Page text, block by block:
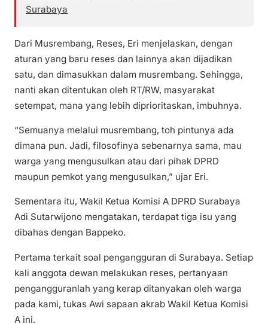
Surabaya
Dari Musrembang, Reses, Eri menjelaskan, dengan
aturan yang baru reses dan lainnya akan dijadikan
satu, dan dimasukkan dalam musrembang. Sehingga,
nanti akan ditentukan oleh RT/RW, masyarakat
setempat, mana yang lebih diprioritaskan, imbuhnya.
“Semuanya melalui musrembang, toh pintunya ada
dimana pun. Jadi, filosofinya sebenarnya sama, mau
warga yang mengusulkan atau dari pihak DPRD
maupun pemkot yang mengusulkan,” ujar Eri.
Sementara itu, Wakil Ketua Komisi A DPRD Surabaya
Adi Sutarwijono mengatakan, terdapat tiga isu yang
dibahas dengan Bappeko.
Pertama terkait soal pengangguran di Surabaya. Setiap
kali anggota dewan melakukan reses, pertanyaan
pengangguranlah yang kerap ditanyakan oleh warga
pada kami, tukas Awi sapaan akrab Wakil Ketua Komisi
A ini.